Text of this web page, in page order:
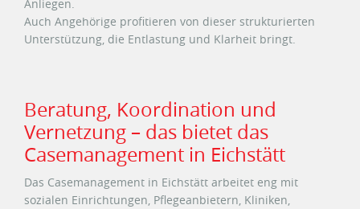
Anliegen.
Auch Angehörige profitieren von dieser strukturierten
Unterstützung, die Entlastung und Klarheit bringt.
Beratung, Koordination und
Vernetzung – das bietet das
Casemanagement in Eichstätt
Das Casemanagement in Eichstätt arbeitet eng mit
sozialen Einrichtungen, Pflegeanbietern, Kliniken,